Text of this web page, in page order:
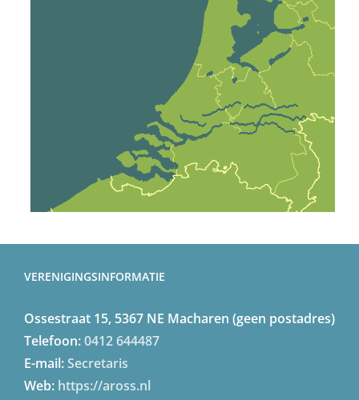
VERENIGINGSINFORMATIE
Ossestraat 15, 5367 NE Macharen (geen postadres)
Telefoon:0412 644487
E-mail:Secretaris
Web: https://aross.nl